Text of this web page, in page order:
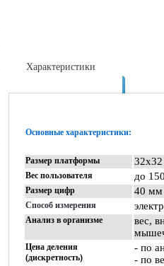
Характеристики
Основные характеристики:
Размер платформы
Вес пользователя до
Размер цифр 40 мм
Способ измерения
Анализ в организме
вес,
Цена деления
(дискретность)
- по
- по